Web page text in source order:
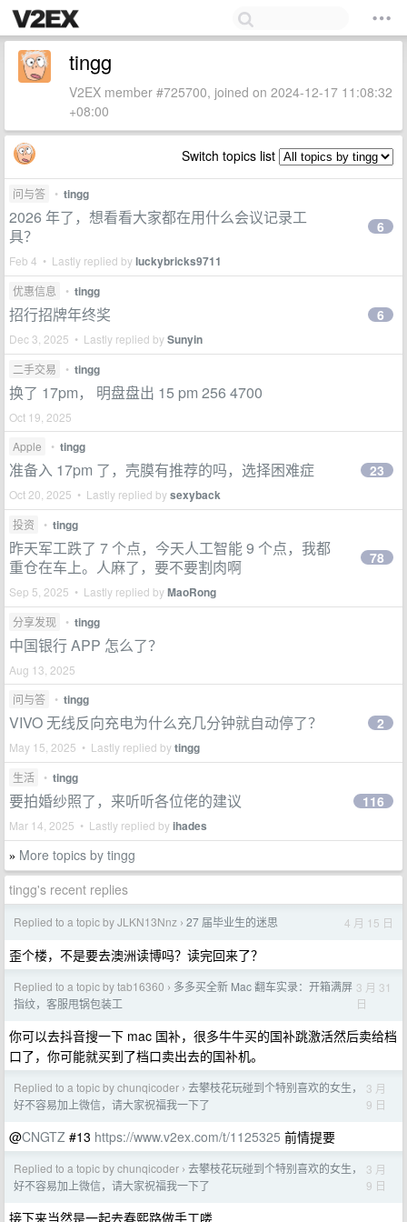
tingg
V2EX member #725700, joined on 2024-12-17 11:08:32
+08:00
Switch topics list
问与答 • tingg
2026 年了，想看看大家都在用什么会议记录工
具？
Feb 4 • Lastly replied byluckybricks9711
6
优惠信息 • tingg
招行招牌年终奖
Dec 3, 2025 • Lastly replied bySunyin
6
二手交易 • tingg
换了 17pm， 明盘盘出 15 pm 256 4700
Oct 19, 2025
Apple
• tingg
准备入 17pm 了，壳膜有推荐的吗，选择困难症
Oct 20, 2025 • Lastly replied bysexyback
23
投资 • tingg
昨天军工跌了 7 个点，今天人工智能 9 个点，我都
重仓在车上。人麻了，要不要割肉啊
Sep 5, 2025 • Lastly replied byMaoRong
78
分享发现 • tingg
中国银行 APP 怎么了？
Aug 13, 2025
问与答
• tingg
VIVO 无线反向充电为什么充几分钟就自动停了？
May 15, 2025 • Lastly replied bytingg
2
生活 • tingg
要拍婚纱照了，来听听各位佬的建议
Mar 14, 2025 • Lastly replied byihades
116
» More topics by tingg
tingg's recent replies
Replied to a topic by JLKN13Nnz › 27 届毕业生的迷思 4 月 15 日
歪个楼，不是要去澳洲读博吗？读完回来了？
Replied to a topic by tab16360 › 多多买全新 Mac 翻车实录：开箱满屏
指纹，客服甩锅包装工
3 月 31
日
你可以去抖音搜一下 mac 国补，很多牛牛买的国补跳激活然后卖给档
口了，你可能就买到了档口卖出去的国补机。
Replied to a topic by chunqicoder › 去攀枝花玩碰到个特别喜欢的女生，
好不容易加上微信，请大家祝福我一下了
3 月
9 日
@CNGTZ #13 https://www.v2ex.com/t/1125325 前情提要
Replied to a topic by chunqicoder › 去攀枝花玩碰到个特别喜欢的女生，
好不容易加上微信，请大家祝福我一下了
3 月
9 日
接下来当然是一起去春熙路做手工喽